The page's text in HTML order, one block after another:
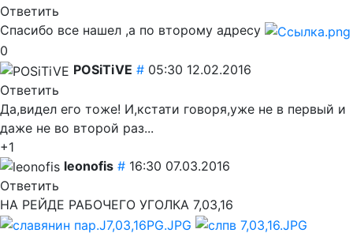
Ответить
Спасибо все нашел ,а по второму адресу
0
POSiTiVE # 05:30 12.02.2016
Ответить
Да,видел его тоже! И,кстати говоря,уже не в первый и
даже не во второй раз...
+1
leonofis # 16:30 07.03.2016
Ответить
НА РЕЙДЕ РАБОЧЕГО УГОЛКА 7,03,16